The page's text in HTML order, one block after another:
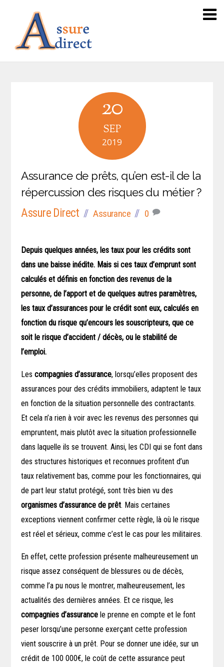
20
SEP
2019
Assurance de prêts, qu’en est-il de la
répercussion des risques du métier ?
Assure Direct Assurance 0
Depuis quelques années, les taux pour les crédits sont
dans une baisse inédite. Mais si ces taux d’emprunt sont
calculés et définis en fonction des revenus de la
personne, de l’apport et de quelques autres paramètres,
les taux d’assurances pour le crédit sont eux, calculés en
fonction du risque qu’encours les souscripteurs, que ce
soit le risque d’accident / décès, ou le stabilité de
l’emploi.
Lescompagnies d’assurance, lorsqu’elles proposent des
assurances pour des crédits immobiliers, adaptent le taux
en fonction de la situation personnelle des contractants.
Et cela n’a rien à voir avec les revenus des personnes qui
empruntent, mais plutôt avec la situation professionnelle
dans laquelle ils se trouvent. Ainsi, les CDI qui se font dans
des structures historiques et reconnues profitent d’un
taux relativement bas, comme pour les fonctionnaires, qui
de part leur statut protégé, sont très bien vu des
organismes d’assurance de prêt. Mais certaines
exceptions viennent confirmer cette règle, là où le risque
est réel et sérieux, comme c’est le cas pour les militaires.
En effet, cette profession présente malheureusement un
risque assez conséquent de blessures ou de décès,
comme l’a pu nous le montrer, malheureusement, les
actualités des dernières années. Et ce risque, les
compagnies d’assurance le prenne en compte et le font
peser lorsqu’une personne exerçant cette profession
vient souscrire à un prêt. Pour se donner une idée, sur un
crédit de 100 000€, le coût de cette assurance peut